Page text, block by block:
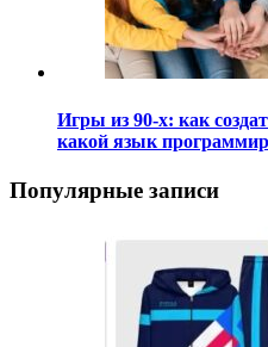
Игры из 90-х: как
какой язык
Популярные записи